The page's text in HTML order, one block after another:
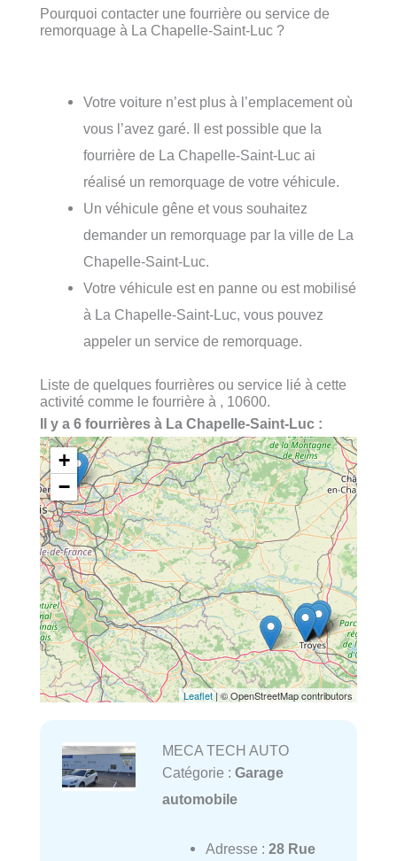
Pourquoi contacter une fourrière ou service de
remorquage à La Chapelle-Saint-Luc ?
Votre voiture n’est plus à l’emplacement où
vous l’avez garé. Il est possible que la
fourrière de La Chapelle-Saint-Luc ai
réalisé un remorquage de votre véhicule.
Un véhicule gêne et vous souhaitez
demander un remorquage par la ville de La
Chapelle-Saint-Luc.
Votre véhicule est en panne ou est mobilisé
à La Chapelle-Saint-Luc, vous pouvez
appeler un service de remorquage.
Liste de quelques fourrières ou service lié à cette
activité comme le fourrière à , 10600.
Il y a 6 fourrières à La Chapelle-Saint-Luc :
+
−
Leaflet| © OpenStreetMap contributors
MECA TECH AUTO
Catégorie : Garage
automobile
Adresse : 28 Rue